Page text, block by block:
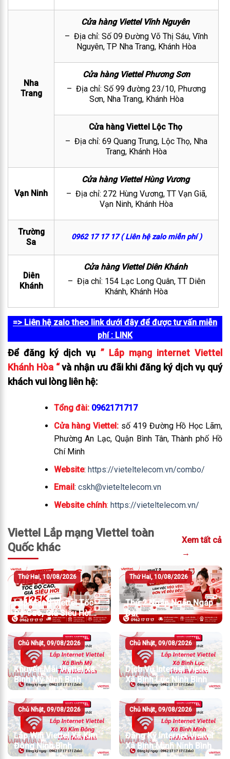
Nha
Trang
Cửa hàng Viettel Vĩnh Nguyên
– Địa chỉ: Số 09 Đường Võ Thị Sáu, Vĩnh
Nguyên, TP Nha Trang, Khánh Hòa
Cửa hàng Viettel Phương Sơn
– Địa chỉ: Số 99 đường 23/10, Phương
Sơn, Nha Trang, Khánh Hòa
Cửa hàng Viettel Lộc Thọ
– Địa chỉ: 69 Quang Trung, Lộc Thọ, Nha
Trang, Khánh Hòa
Vạn Ninh
Cửa hàng Viettel Hùng Vương
– Địa chỉ: 272 Hùng Vương, TT Vạn Giã,
Vạn Ninh, Khánh Hòa
Trường
Sa
0962 17 17 17 ( Liên hệ zalo miễn phí )
Diên
Khánh
Cửa hàng Viettel Diên Khánh
– Địa chỉ: 154 Lạc Long Quân, TT Diên
Khánh, Khánh Hòa
=> Liên hệ zalo theo link dưới đây để được tư vấn miễn
phí: LINK
Để đăng ký dịch vụ ” Lắp mạng internet Viettel
Khánh Hòa “và nhận ưu đãi khi đăng ký dịch vụ quý
khách vui lòng liên hệ:
Tổng đài: 0962171717
Cửa hàng Viettel: số 419 Đường Hồ Học Lãm,
Phường An Lạc, Quận Bình Tân, Thành phố Hồ
Chí Minh
Website: https://vieteltelecom.vn/combo/
Email : cskh@vieteltelecom.vn
Website chính: https://vieteltelecom.vn/
Viettel Lắp mạng Viettel toàn
Quốc khác
Xem tất cả
→
Thứ Hai, 10/08/2026
Lắp Mạng Viettel Tốc
Độ Cao, Giá Siêu Hời
Chỉ Từ 195K/Tháng
Thứ Hai, 10/08/2026
Thứ 2 Ngáp Ngắn Ngáp
Dài
Chủ Nhật, 09/08/2026
Khuyến Mãi Viettel Xã
Bình Mỹ Ninh Bình
Chủ Nhật, 09/08/2026
Dịch Vụ Internet Viettel
Xã Bình Lục Ninh Bình
Chủ Nhật, 09/08/2026
Lắp Wifi Viettel Xã Kim
Đông Ninh Bình
Chủ Nhật, 09/08/2026
Đăng Ký Internet Viettel
Xã Bình Minh Ninh Bình